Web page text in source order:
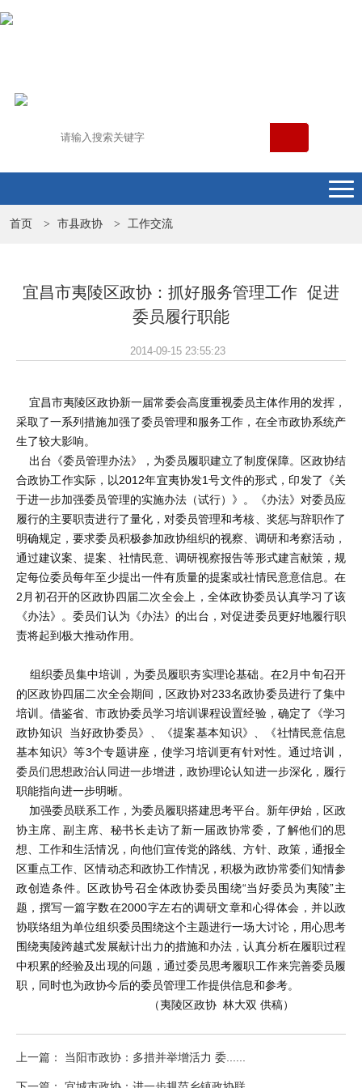
首页 > 市县政协 > 工作交流
宜昌市夷陵区政协：抓好服务管理工作 促进
委员履行职能
2014-09-15 23:55:23
宜昌市夷陵区政协新一届常委会高度重视委员主体作用的发挥，
采取了一系列措施加强了委员管理和服务工作，在全市政协系统产
生了较大影响。
出台《委员管理办法》，为委员履职建立了制度保障。区政协结
合政协工作实际，以2012年宜夷协发1号文件的形式，印发了《关
于进一步加强委员管理的实施办法（试行）》。《办法》对委员应
履行的主要职责进行了量化，对委员管理和考核、奖惩与辞职作了
明确规定，要求委员积极参加政协组织的视察、调研和考察活动，
通过建议案、提案、社情民意、调研视察报告等形式建言献策，规
定每位委员每年至少提出一件有质量的提案或社情民意意信息。在
2月初召开的区政协四届二次全会上，全体政协委员认真学习了该
《办法》。委员们认为《办法》的出台，对促进委员更好地履行职
责将起到极大推动作用。
组织委员集中培训，为委员履职夯实理论基础。在2月中旬召开
的区政协四届二次全会期间，区政协对233名政协委员进行了集中
培训。借鉴省、市政协委员学习培训课程设置经验，确定了《学习
政协知识 当好政协委员》、《提案基本知识》、《社情民意信息
基本知识》等3个专题讲座，使学习培训更有针对性。通过培训，
委员们思想政治认同进一步增进，政协理论认知进一步深化，履行
职能指向进一步明晰。
加强委员联系工作，为委员履职搭建思考平台。新年伊始，区政
协主席、副主席、秘书长走访了新一届政协常委，了解他们的思
想、工作和生活情况，向他们宣传党的路线、方针、政策，通报全
区重点工作、区情动态和政协工作情况，积极为政协常委们知情参
政创造条件。区政协号召全体政协委员围绕“当好委员为夷陵”主
题，撰写一篇字数在2000字左右的调研文章和心得体会，并以政
协联络组为单位组织委员围绕这个主题进行一场大讨论，用心思考
围绕夷陵跨越式发展献计出力的措施和办法，认真分析在履职过程
中积累的经验及出现的问题，通过委员思考履职工作来完善委员履
职，同时也为政协今后的委员管理工作提供信息和参考。
（夷陵区政协 林大双 供稿）
上一篇： 当阳市政协：多措并举增活力 委......